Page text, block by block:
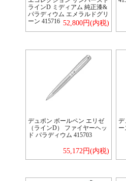
ラインD ミディアム 純正漆&
パラディウム エメラルドグリ
ーン 415716 52,800円(内税)
デュポン ボールペン エリゼ
（ラインD） ファイヤーヘッ
ド パラディウム 415703
55,172円(内税)
デ
ー